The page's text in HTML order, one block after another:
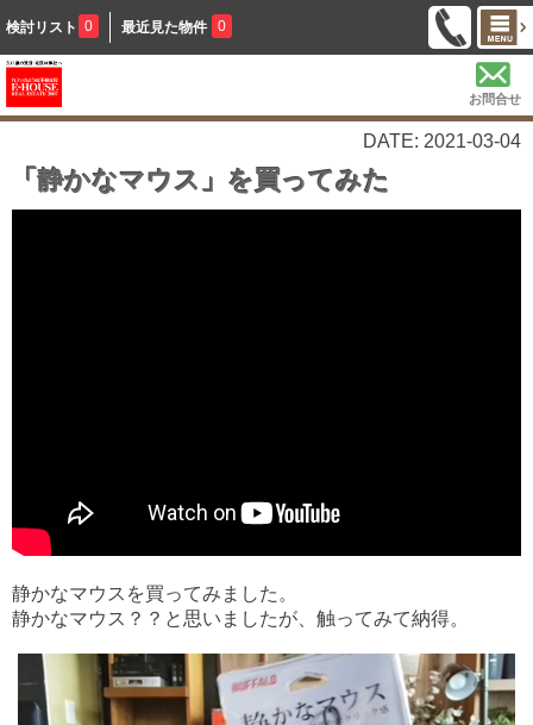
検討リスト 0 最近見た物件 0
お問合せ
DATE: 2021-03-04
「静かなマウス」を買ってみた
静かなマウスを買ってみました。
静かなマウス？？と思いましたが、触ってみて納得。